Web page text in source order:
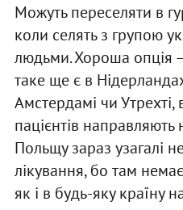
Можуть переселяти в
коли селять з групою
людьми. Хороша опція
таке ще є в
Амстердамі чи
пацієнтів направляють
Польщу зараз узагалі
лікування, бо там
як і в будь-яку країну